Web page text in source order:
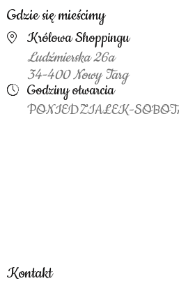
Gdzie się mieścimy
Królowa Shoppingu
Ludźmierska 26a
34-400 Nowy Targ
Godziny otwarcia
PONIEDZIAŁEK-
Kontakt